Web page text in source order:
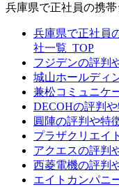
兵庫県で正社員の携
兵庫県で正社員
社一覧_TOP
フジデンの評判
城山ホールディ
兼松コミュニケ
DECOHの評判
圓陣の評判や特
プラザクリエイ
アクエスの評判
西菱電機の評判
エイトカンパニ